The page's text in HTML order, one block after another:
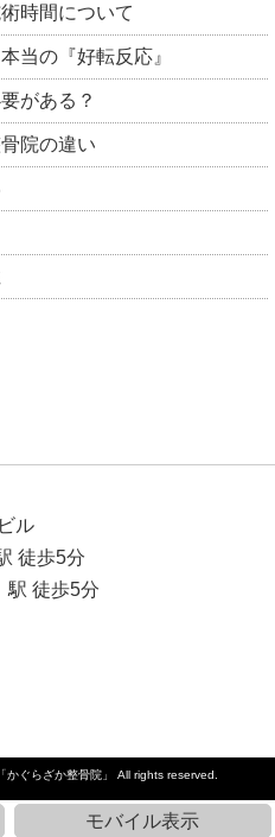
時間について
当の『好転反応』
がある？
院の違い
ル
徒歩5分
駅 徒歩5分
ぐらざか整骨院」 All rights reserved.
モバイル表示